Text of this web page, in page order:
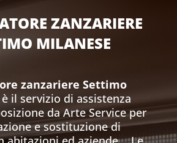
ZANZARIERE
MILANESE
zanzariere Settimo
è il servizio di assistenza
da Arte Service per
e sostituzione di